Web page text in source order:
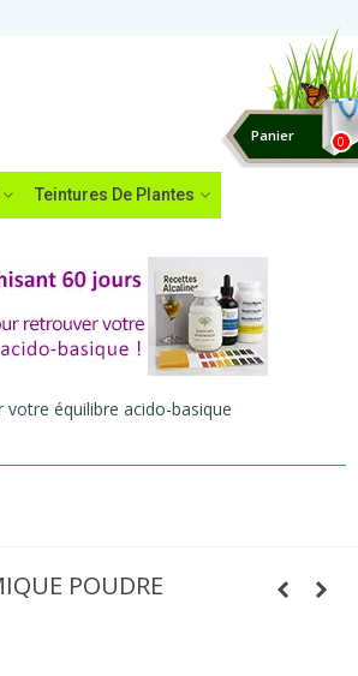
0
Panier
Teintures De Plantes
votre équilibre acido-basique
POUDRE